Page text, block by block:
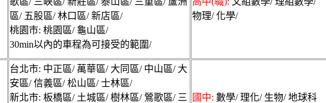
區/ 五股區/ 林口區/ 新店區/
桃園市: 桃園區/ 龜山區/
30min以內的車程為可接受的範圍/
物理/ 化學/
台北市: 中正區/ 萬華區/ 大同區/ 中山區/ 大
安區/ 信義區/ 松山區/ 士林區/
新北市: 板橋區/ 土城區/ 樹林區/ 鶯歌區/ 三
國中: 數學/ 理化/ 生物/ 地球科